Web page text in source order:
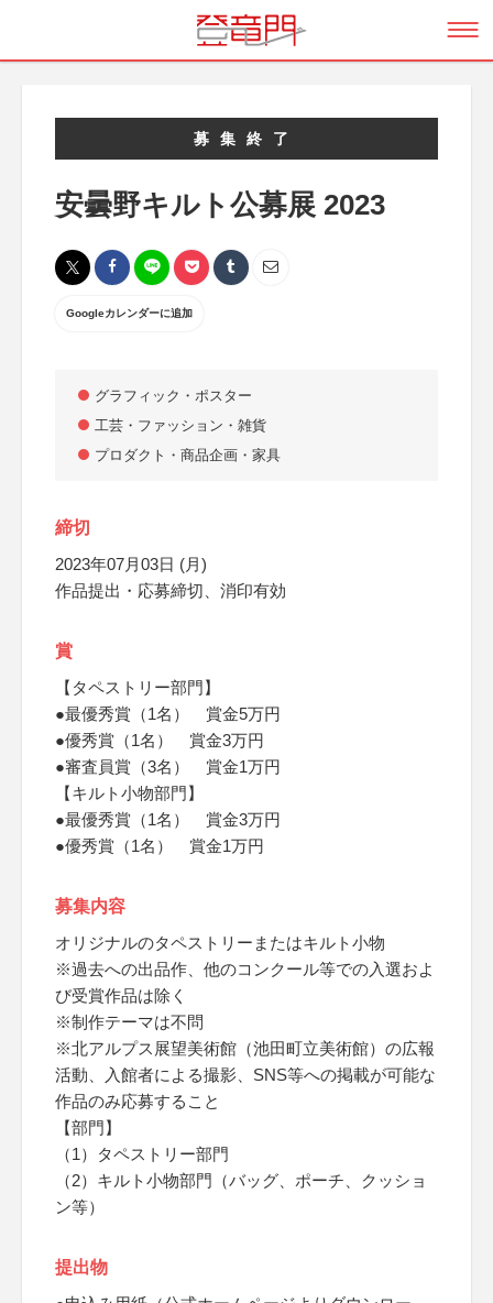
募集終了
安曇野キルト公募展 2023
Googleカレンダーに追加
グラフィック・ポスター
工芸・ファッション・雑貨
プロダクト・商品企画・家具
締切
2023年07月03日 (月)
作品提出・応募締切、消印有効
賞
【タペストリー部門】
●最優秀賞（1名） 賞金5万円
●優秀賞（1名） 賞金3万円
●審査員賞（3名） 賞金1万円
【キルト小物部門】
●最優秀賞（1名） 賞金3万円
●優秀賞（1名） 賞金1万円
募集内容
オリジナルのタペストリーまたはキルト小物
※過去への出品作、他のコンクール等での入選およ
び受賞作品は除く
※制作テーマは不問
※北アルプス展望美術館（池田町立美術館）の広報
活動、入館者による撮影、SNS等への掲載が可能な
作品のみ応募すること
【部門】
（1）タペストリー部門
（2）キルト小物部門（バッグ、ポーチ、クッショ
ン等）
提出物